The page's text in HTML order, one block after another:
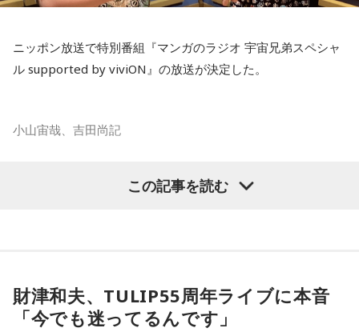
ニッポン放送で特別番組『マンガのラジオ 宇宙兄弟スペシャ
ル supported by viviON』の放送が決定した。
小山宙哉、吉田尚記
パーソナリティを務め、漫画にまつわるゲストを迎えるポッ
18年に及ぶ「宇宙兄弟」の連載完結のタイミングでの出演と
なり、「宇宙兄弟」誕生のエピソードや「キャラクターに出
この記事を読む
財津和夫、TULIP55周年ライブに本音
「今でも迷ってるんです」